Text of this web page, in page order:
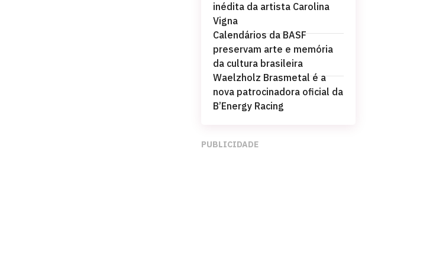
inédita da artista Carolina
Vigna
Calendários da BASF
preservam arte e memória
da cultura brasileira
Waelzholz Brasmetal é a
nova patrocinadora oficial da
B’Energy Racing
PUBLICIDADE